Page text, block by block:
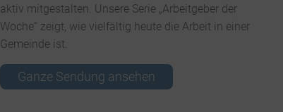
aktiv mitgestalten. Unsere Serie „Arbeitgeber der
Woche“ zeigt, wie vielfältig heute die Arbeit in einer
Gemeinde ist.
Ganze Sendung ansehen